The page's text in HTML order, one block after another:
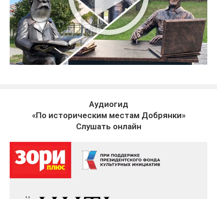
Аудиогид
«По историческим местам Добрянки»
Слушать онлайн